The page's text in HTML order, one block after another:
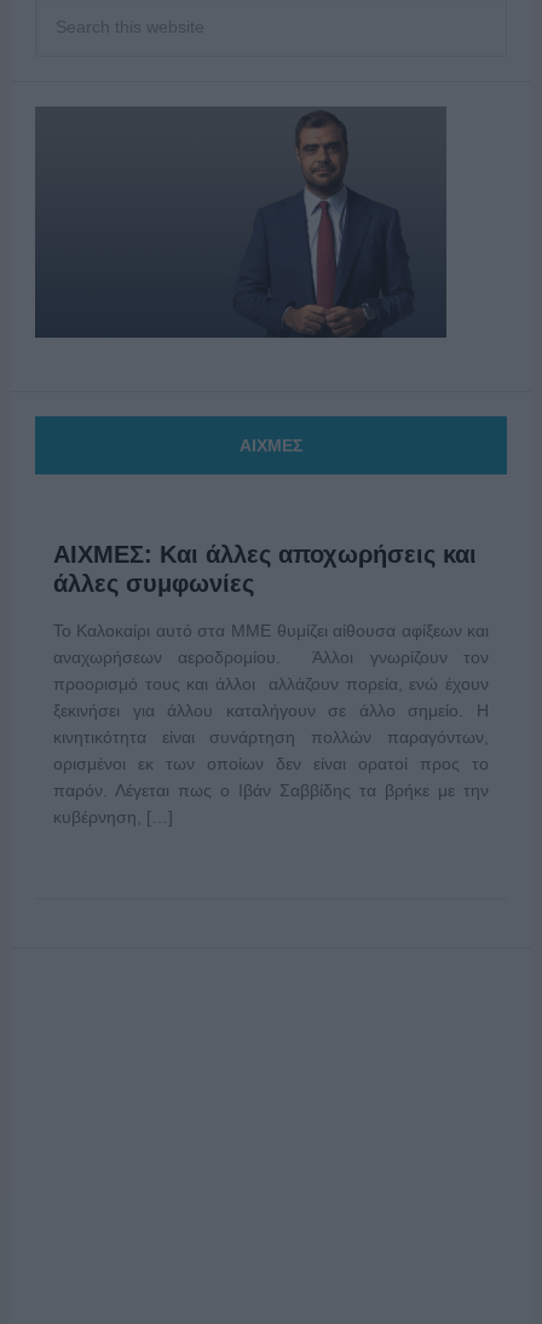
ΑΙΧΜΕΣ
ΑΙΧΜΕΣ: Και άλλες αποχωρήσεις και
άλλες συμφωνίες
Το Καλοκαίρι αυτό στα ΜΜΕ θυμίζει αίθουσα αφίξεων και
αναχωρήσεων αεροδρομίου. Άλλοι γνωρίζουν τον
προορισμό τους και άλλοι αλλάζουν πορεία, ενώ έχουν
ξεκινήσει για άλλου καταλήγουν σε άλλο σημείο. Η
κινητικότητα είναι συνάρτηση πολλών παραγόντων,
ορισμένοι εκ των οποίων δεν είναι ορατοί προς το
παρόν. Λέγεται πως ο Ιβάν Σαββίδης τα βρήκε με την
κυβέρνηση, […]